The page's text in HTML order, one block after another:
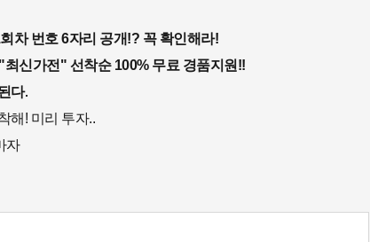
차 번호 6자리 공개!? 꼭 확인해라!
신가전" 선착순 100% 무료 경품지원!!
다.
해! 미리 투자..
자